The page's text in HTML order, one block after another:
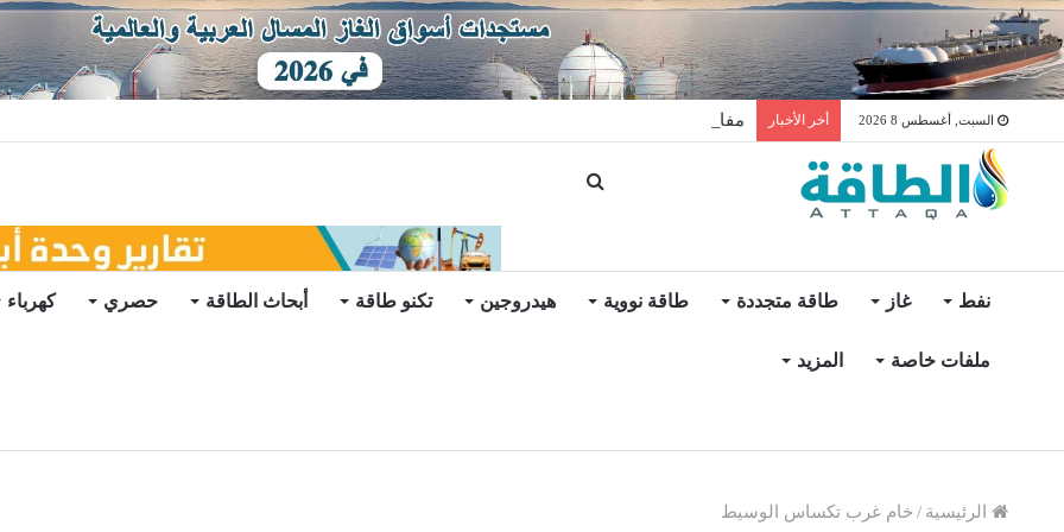
السبت, أغسطس 8 2026 أخر الأخبار مفاوضات لتخزين النفط العراقي في الخارج
نفط غاز طاقة متجددة طاقة نووية هيدروجين تكنو طاقة أبحاث الطاقة حصري كهرباء
ملفات خاصة المزيد
الرئيسية / خام غرب تكساس الوسيط